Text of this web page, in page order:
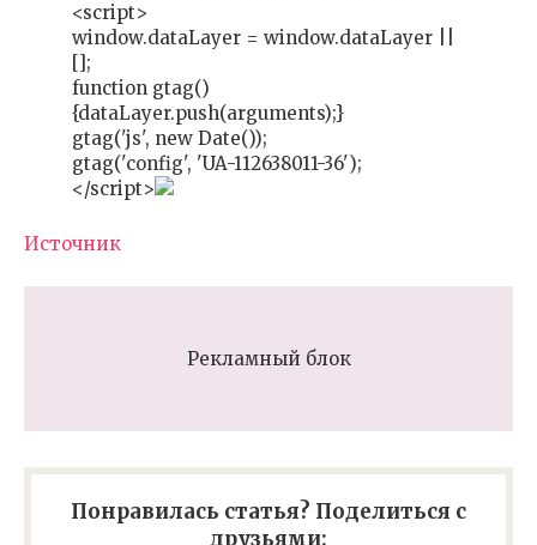
<script>
window.dataLayer = window.dataLayer ||
[];
function gtag()
{dataLayer.push(arguments);}
gtag('js', new Date());
gtag('config', 'UA-112638011-36');
</script>
Источник
Рекламный блок
Понравилась статья? Поделиться с
друзьями: